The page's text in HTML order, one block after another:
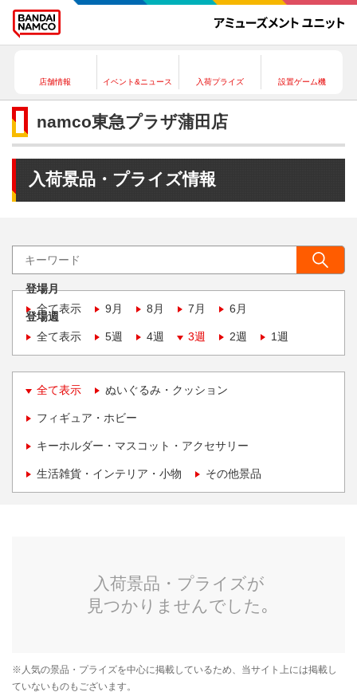
店舗情報 イベント&ニュース 入荷プライズ 設置ゲーム機
namco東急プラザ蒲田店
入荷景品・プライズ情報
登場月
全て表示
9月 8月 7月 6月
登場週
全て表示
5週 4週 3週 2週 1週
全て表示 ぬいぐるみ・クッション
フィギュア・ホビー
キーホルダー・マスコット・アクセサリー
生活雑貨・インテリア・小物 その他景品